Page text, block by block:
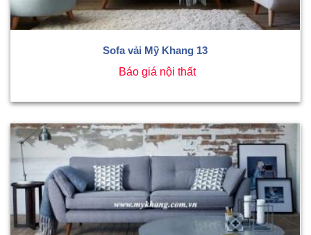
Sofa vải Mỹ Khang 13
Báo giá nội thất